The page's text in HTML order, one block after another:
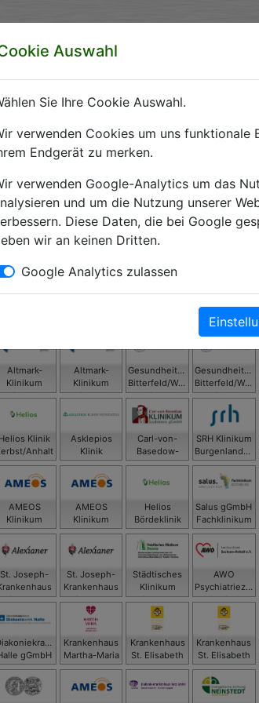
Sachsen-
Sachsen-Anhalt e.V.
Sachsen-
Sachsen-Anhalt. Hier
Kliniken
Altmark-
Klinikum
gGmbH -
Gardelegen
Altmark-
Klinikum
gGmbH -
Gesundheitszentrum
Bitterfeld/Wolfen
gGmbH
Bitterfeld/
gGmbH
Helios Klinik
Anhalt
Asklepios
Klinik
Weißenfels
Carl-von-
Basedow-
Klinikum
Saalekreis
gGmbH
SRH Klinikum
GmbH,
Klinikum
Naumburg
AMEOS
Klinikum
AMEOS
Klinikum
Haldensleben
GmbH
Helios
Bördeklinik
Salus gGmbH
Fachklinikum
Bernburg
St. Joseph-
Dessau
St. Joseph-
Krankenhaus
Dessau
Städtisches
Klinikum
Dessau
AWO
Halle GmbH
gGmbH
Krankenhaus
Martha-Maria
Halle-Dölau
Krankenhaus
St. Elisabeth
und St.
Barbara Halle
(Saale) GmbH
Krankenhaus
St. Elisabeth
und St.
Barbara Halle
(Saale) GmbH
Auswahl
Sie Ihre Cookie Auswahl.
verwenden Cookies um uns funktionale
Endgerät zu merken.
verwenden Google-Analytics um das
und um die Nutzung unserer
Diese Daten, die bei Google
wir an keinen Dritten.
Google Analytics zulassen